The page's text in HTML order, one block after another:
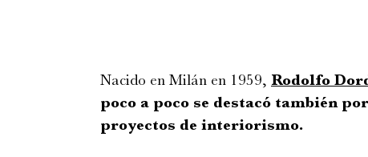
Nacido en Milán en 1959, Rodolfo
poco a poco se destacó también
proyectos de interiorismo.